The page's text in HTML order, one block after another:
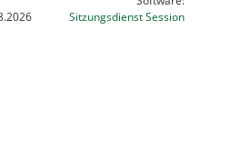
SitzungsdienstSession(Wird in